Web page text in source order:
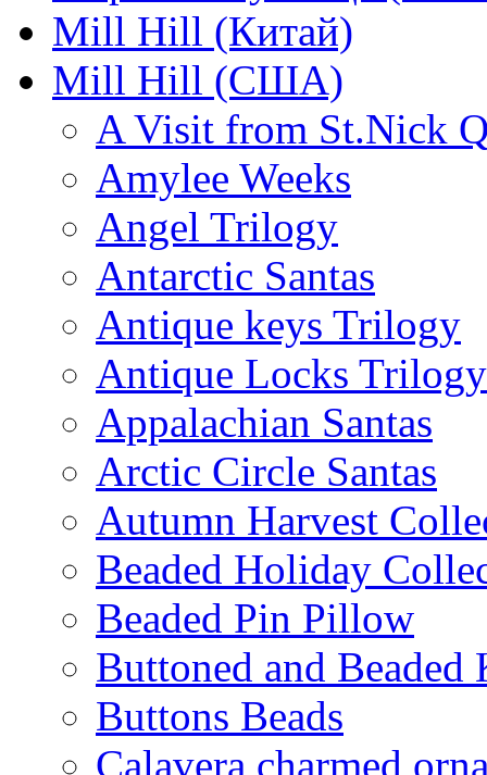
Mill Hill (Китай)
Mill Hill (США)
A Visit from St.Nick
Amylee Weeks
Angel Trilogy
Antarctic Santas
Antique keys Trilogy
Antique Locks Trilogy
Appalachian Santas
Arctic Circle Santas
Autumn Harvest
Beaded Holiday
Beaded Pin Pillow
Buttoned and Beaded
Buttons Beads
Calavera charmed